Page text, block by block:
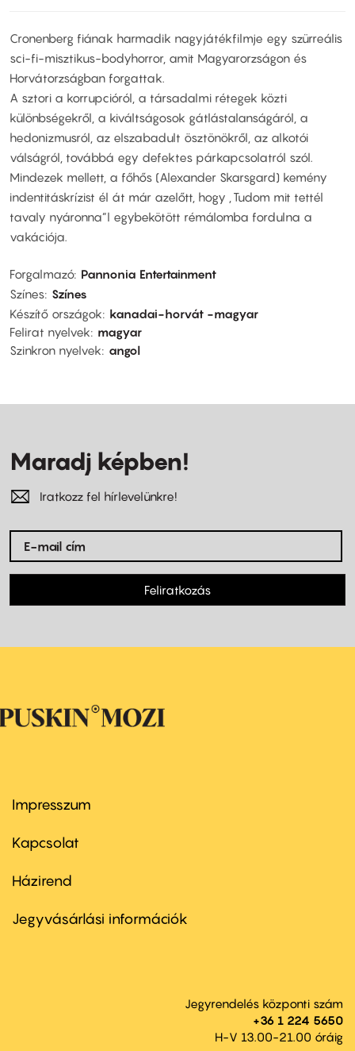
Cronenberg fiának harmadik nagyjátékfilmje egy szürreális
sci-fi-misztikus-bodyhorror, amit Magyarorzságon és
Horvátorzságban forgattak.
A sztori a korrupcióról, a társadalmi rétegek közti
különbségekről, a kiváltságosok gátlástalanságáról, a
hedonizmusról, az elszabadult ösztönökről, az alkotói
válságról, továbbá egy defektes párkapcsolatról szól.
Mindezek mellett, a főhős (Alexander Skarsgard) kemény
indentitáskrízist él át már azelőtt, hogy „Tudom mit tettél
tavaly nyáronna”l egybekötött rémálomba fordulna a
vakációja.
Forgalmazó Pannonia Entertainment
Színes Színes
Készítő országok
kanadai-horvát -magyar
Felirat nyelvek
magyar
Szinkron nyelvek
angol
Maradj képben!
Iratkozz fel hírlevelünkre!
Feliratkozás
Footer
first
Impresszum
Kapcsolat
Footer
second
Házirend
Jegyvásárlási információk
Jegyrendelés központi szám
+36 1 224 5650
H-V 13.00-21.00 óráig